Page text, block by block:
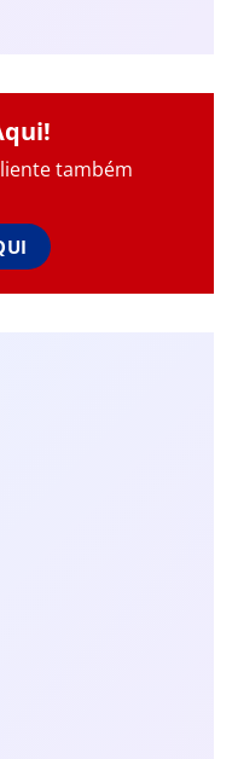
também